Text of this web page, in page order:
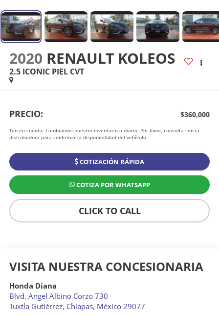
2020 RENAULT KOLEOS
2.5 ICONIC PIEL CVT
PRECIO: $360,000
Ten en cuenta: Cambiamos nuestro inventario a diario. Por favor, consulta con la
distribuidora para confirmar la disponibilidad del vehículo.
COTIZACIÓN RÁPIDA
COTIZA POR WHATSAPP
CLICK TO CALL
VISITA NUESTRA CONCESIONARIA
Honda Diana
Blvd. Angel Albino Corzo 730
Tuxtla Gutiérrez, Chiapas, México 29077